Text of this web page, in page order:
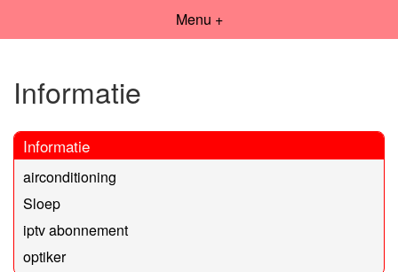
Menu +
Informatie
Informatie
airconditioning
Sloep
iptv abonnement
optiker